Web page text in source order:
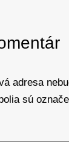
adresa
sú